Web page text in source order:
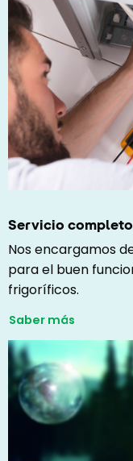
Servicio completo
Nos encargamos
para el buen
frigoríficos.
Saber más